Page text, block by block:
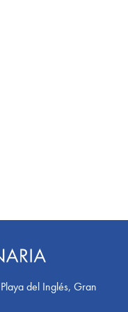
del Inglés, Gran